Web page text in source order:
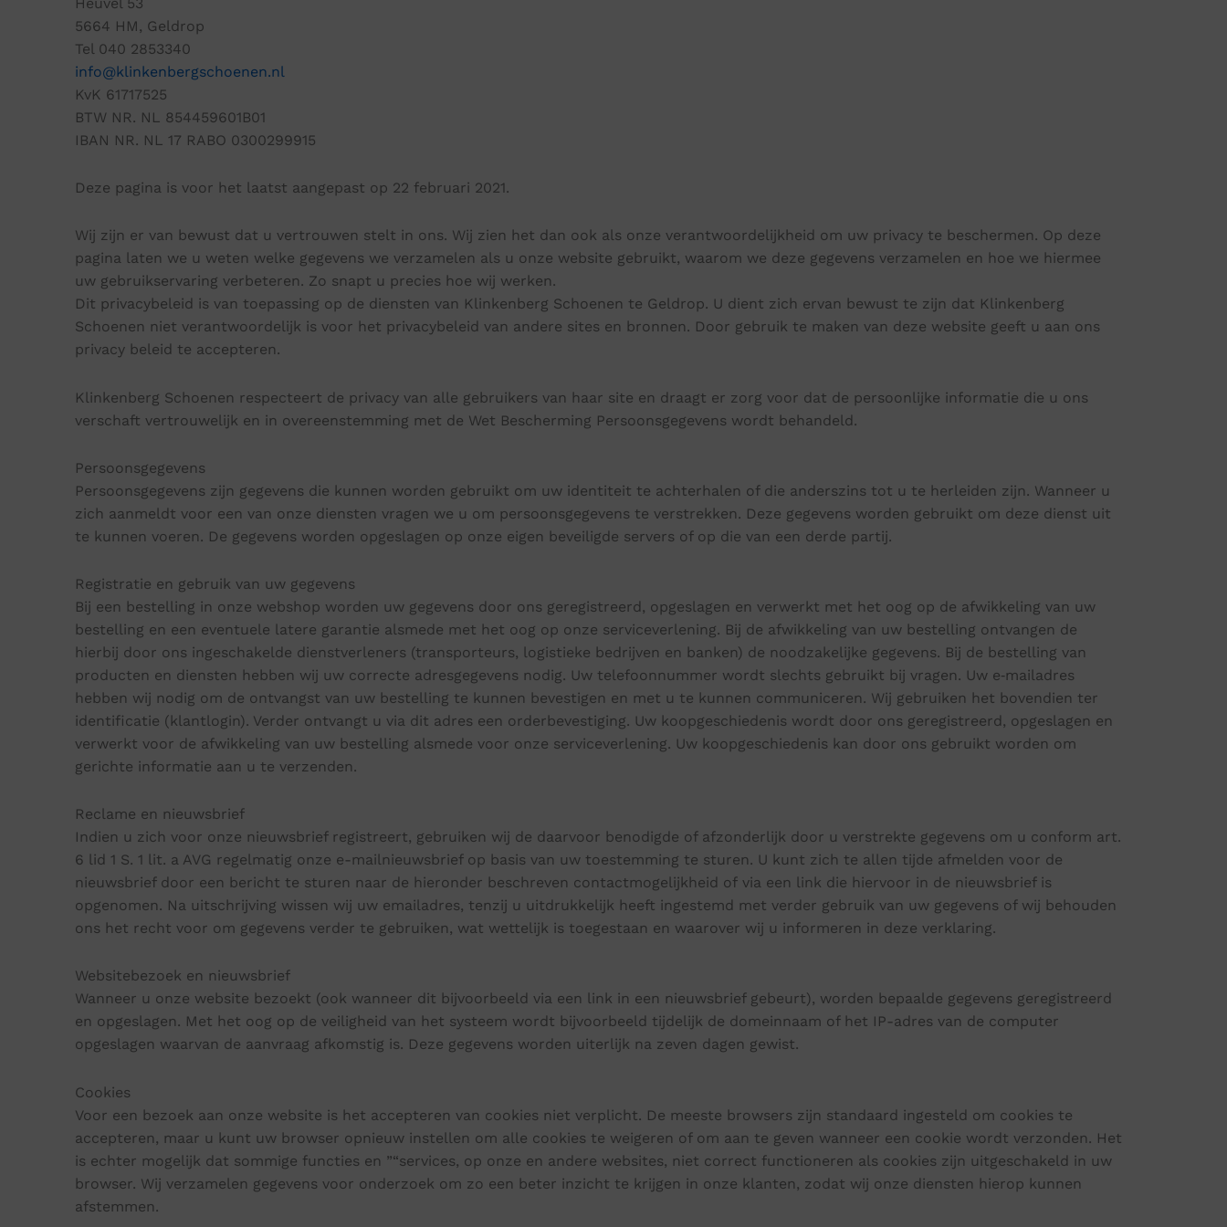
5664 HM, Geldrop
Tel 040 2853340
info@klinkenbergschoenen.nl
KvK 61717525
BTW NR. NL 854459601B01
IBAN NR. NL 17 RABO 0300299915
Deze pagina is voor het laatst aangepast op 22 februari 2021.
Wij zijn er van bewust dat u vertrouwen stelt in ons. Wij zien het dan ook als onze verantwoordelijkheid om uw privacy te beschermen. Op deze
pagina laten we u weten welke gegevens we verzamelen als u onze website gebruikt, waarom we deze gegevens verzamelen en hoe we hiermee
uw gebruikservaring verbeteren. Zo snapt u precies hoe wij werken.
Dit privacybeleid is van toepassing op de diensten van Klinkenberg Schoenen te Geldrop. U dient zich ervan bewust te zijn dat Klinkenberg
Schoenen niet verantwoordelijk is voor het privacybeleid van andere sites en bronnen. Door gebruik te maken van deze website geeft u aan ons
privacy beleid te accepteren.
Klinkenberg Schoenen respecteert de privacy van alle gebruikers van haar site en draagt er zorg voor dat de persoonlijke informatie die u ons
verschaft vertrouwelijk en in overeenstemming met de Wet Bescherming Persoonsgegevens wordt behandeld.
Persoonsgegevens
Persoonsgegevens zijn gegevens die kunnen worden gebruikt om uw identiteit te achterhalen of die anderszins tot u te herleiden zijn. Wanneer u
zich aanmeldt voor een van onze diensten vragen we u om persoonsgegevens te verstrekken. Deze gegevens worden gebruikt om deze dienst uit
te kunnen voeren. De gegevens worden opgeslagen op onze eigen beveiligde servers of op die van een derde partij.
Registratie en gebruik van uw gegevens
Bij een bestelling in onze webshop worden uw gegevens door ons geregistreerd, opgeslagen en verwerkt met het oog op de afwikkeling van uw
bestelling en een eventuele latere garantie alsmede met het oog op onze serviceverlening. Bij de afwikkeling van uw bestelling ontvangen de
hierbij door ons ingeschakelde dienstverleners (transporteurs, logistieke bedrijven en banken) de noodzakelijke gegevens. Bij de bestelling van
producten en diensten hebben wij uw correcte adresgegevens nodig. Uw telefoonnummer wordt slechts gebruikt bij vragen. Uw e‑mailadres
hebben wij nodig om de ontvangst van uw bestelling te kunnen bevestigen en met u te kunnen communiceren. Wij gebruiken het bovendien ter
identificatie (klantlogin). Verder ontvangt u via dit adres een orderbevestiging. Uw koopgeschiedenis wordt door ons geregistreerd, opgeslagen en
verwerkt voor de afwikkeling van uw bestelling alsmede voor onze serviceverlening. Uw koopgeschiedenis kan door ons gebruikt worden om
gerichte informatie aan u te verzenden.
Reclame en nieuwsbrief
Indien u zich voor onze nieuwsbrief registreert, gebruiken wij de daarvoor benodigde of afzonderlijk door u verstrekte gegevens om u conform art.
6 lid 1 S. 1 lit. a AVG regelmatig onze e-mailnieuwsbrief op basis van uw toestemming te sturen. U kunt zich te allen tijde afmelden voor de
nieuwsbrief door een bericht te sturen naar de hieronder beschreven contactmogelijkheid of via een link die hiervoor in de nieuwsbrief is
opgenomen. Na uitschrijving wissen wij uw emailadres, tenzij u uitdrukkelijk heeft ingestemd met verder gebruik van uw gegevens of wij behouden
ons het recht voor om gegevens verder te gebruiken, wat wettelijk is toegestaan en waarover wij u informeren in deze verklaring.
Websitebezoek en nieuwsbrief
Wanneer u onze website bezoekt (ook wanneer dit bijvoorbeeld via een link in een nieuwsbrief gebeurt), worden bepaalde gegevens geregistreerd
en opgeslagen. Met het oog op de veiligheid van het systeem wordt bijvoorbeeld tijdelijk de domeinnaam of het IP-adres van de computer
opgeslagen waarvan de aanvraag afkomstig is. Deze gegevens worden uiterlijk na zeven dagen gewist.
Cookies
Voor een bezoek aan onze website is het accepteren van cookies niet verplicht. De meeste browsers zijn standaard ingesteld om cookies te
accepteren, maar u kunt uw browser opnieuw instellen om alle cookies te weigeren of om aan te geven wanneer een cookie wordt verzonden. Het
is echter mogelijk dat sommige functies en ”“services, op onze en andere websites, niet correct functioneren als cookies zijn uitgeschakeld in uw
browser. Wij verzamelen gegevens voor onderzoek om zo een beter inzicht te krijgen in onze klanten, zodat wij onze diensten hierop kunnen
afstemmen.